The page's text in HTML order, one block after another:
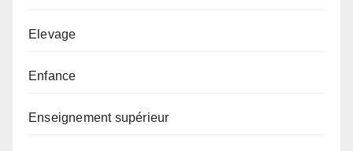
Elevage
Enfance
Enseignement supérieur